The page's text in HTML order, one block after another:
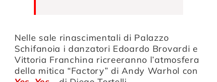
Nelle sale rinascimentali di Palazzo
Schifanoia i danzatori Edoardo Brovardi e
Vittoria Franchina ricreeranno l’atmosfera
della mitica “Factory” di Andy Warhol con